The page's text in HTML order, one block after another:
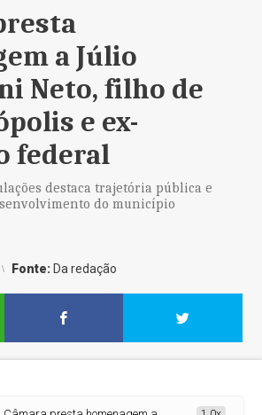
a Júlio
Neto, filho de
e ex-
federal
destaca trajetória pública e
do município
Fonte: Da redação